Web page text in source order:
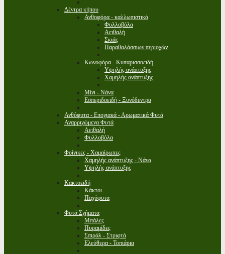
Δέντρα κήπου
Ανθοφόρα - καλλωπιστικά
Φυλλοβόλα
Αειθαλή
Σκιάς
Παραθαλάσσιων περιοχών
Κωνοφόρα - Κυπαρισσοειδή
Υψηλής ανάπτυξης
Χαμηλής ανάπτυξης
Μίνι - Νάνα
Εσπεριδοειδή - Ξυνόδεντρα
Ανθόφυτα - Εποχιακά - Αρωματικά Φυτά
Αναρριχώμενα Φυτά
Αειθαλή
Φυλλοβόλα
Φοίνικες - Χαμαίρωπες
Χαμηλής ανάπτυξης - Νάνα
Υψηλής ανάπτυξης
Κακτοειδή
Κάκτοι
Παχύφυτα
Φυτά Σχήματα
Μπάλες
Πυραμίδες
Σπιράλ - Στριφτά
Ελεύθερα - Τοπιάρια